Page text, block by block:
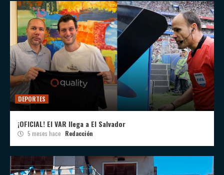
DEPORTES
¡OFICIAL! El VAR llega a El Salvador
5 meses hace Redacción